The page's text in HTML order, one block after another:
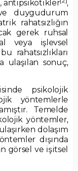
antipsikotikler
,
duygudurum
rahatsızlığın
gerek ruhsal
veya işlevsel
rahatsızlıkları
ulaşılan sonuç,
psikolojik
yöntemlerle
Temelde
yöntemler,
dolaşım
dışında
görsel ve işitsel